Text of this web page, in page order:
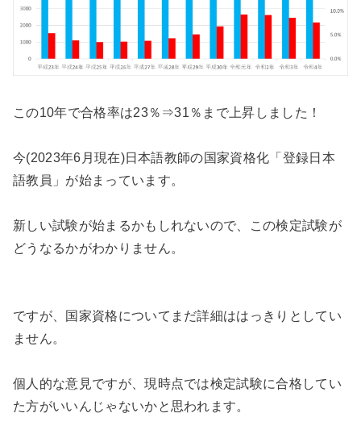
この10年で合格率は23％⇒31％まで上昇しました！
今(2023年6月現在)日本語教師の国家資格化「登録日本
語教員」が始まっています。
新しい試験が始まるかもしれないので、この検定試験が
どうなるかがわかりません。
ですが、国家資格についてまだ詳細ははっきりとしてい
ません。
個人的な意見ですが、現時点では検定試験に合格してい
た方がいいんじゃないかと思われます。